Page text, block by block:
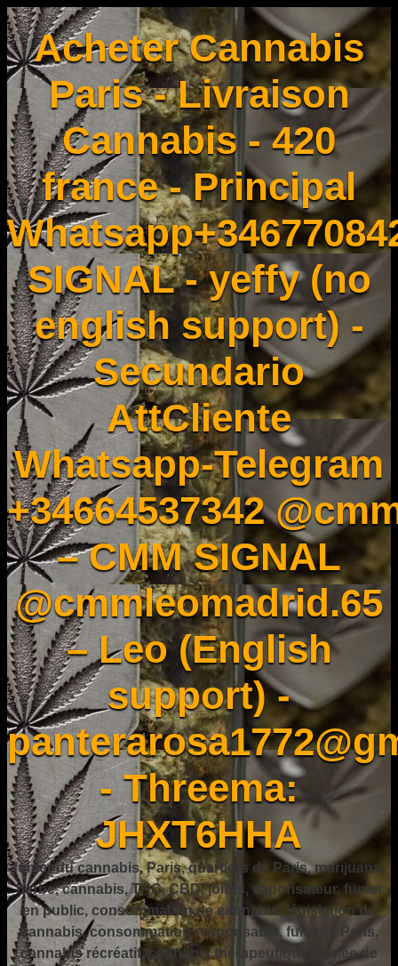
Acheter Cannabis
Paris - Livraison
Cannabis - 420
france - Principal
SIGNAL - yeffy (no
english support) -
Secundario
AttCliente
Whatsapp-Telegram
+34664537342
– CMM SIGNAL
@cmmleomadrid.65
– Leo (English
support) -
- Threema:
JHXT6HHA
fumer du cannabis, Paris, quartiers de Paris, marijuana,
herbe, cannabis, THC, CBD, joints, vaporisateur, fumer
en public, consommation de cannabis, législation du
cannabis, consommation responsable, fumer à Paris,
cannabis récréatif, cannabis thérapeutique, fumée de